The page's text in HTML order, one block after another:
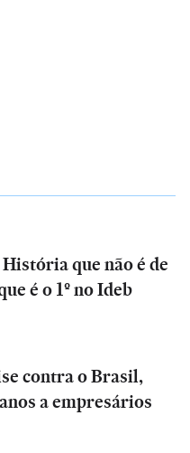
que não é de
é o 1º no Ideb
contra o Brasil,
a empresários